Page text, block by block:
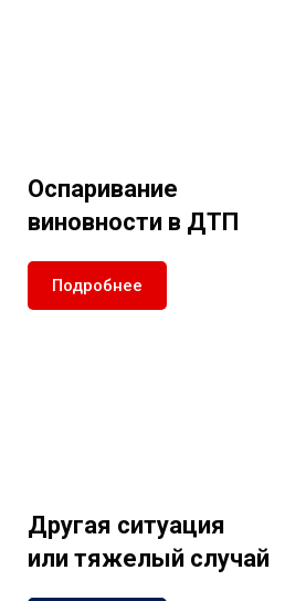
Оспаривание
виновности в ДТП
Подробнее
Другая ситуация
или тяжелый случай